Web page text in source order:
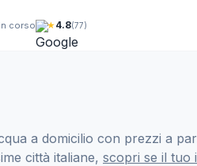
corso ★4.8(77)
a domicilio con prezzi a
città italiane, scopri se il tuo